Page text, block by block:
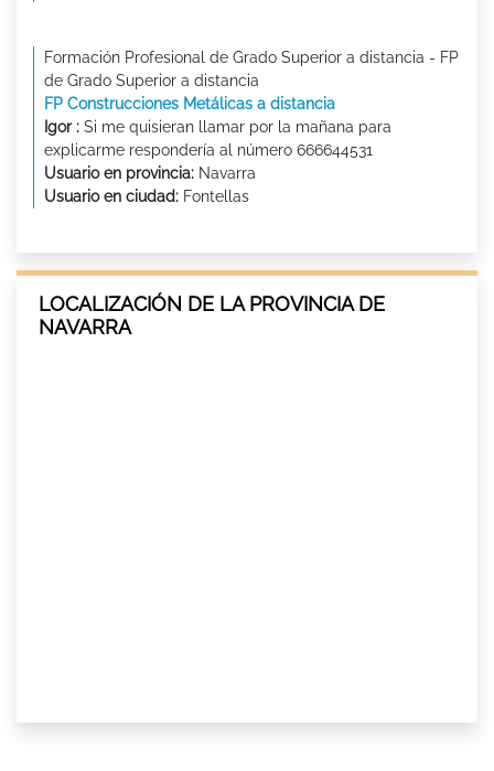
Formación Profesional de Grado Superior a distancia - FP
de Grado Superior a distancia
FP Construcciones Metálicas a distancia
Igor : Si me quisieran llamar por la mañana para
explicarme respondería al número 666644531
Usuario en provincia: Navarra
Usuario en ciudad: Fontellas
LOCALIZACIÓN DE LA PROVINCIA DE
NAVARRA